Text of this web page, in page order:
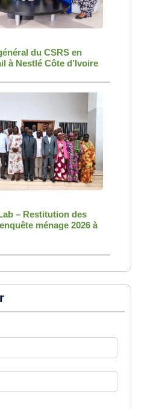
du CSRS en
à Nestlé Côte d’Ivoire
– Restitution des
ménage 2026 à